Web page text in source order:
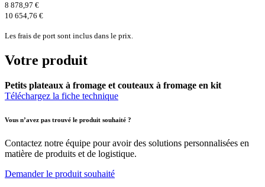
8 878,97 €
10 654,76 €
Les frais de port sont inclus dans le prix.
Votre produit
Petits plateaux à fromage et couteaux à fromage en kit
Téléchargez la fiche technique
Vous n’avez pas trouvé le produit souhaité ?
Contactez notre équipe pour avoir des solutions personnalisées en
matière de produits et de logistique.
Demander le produit souhaité